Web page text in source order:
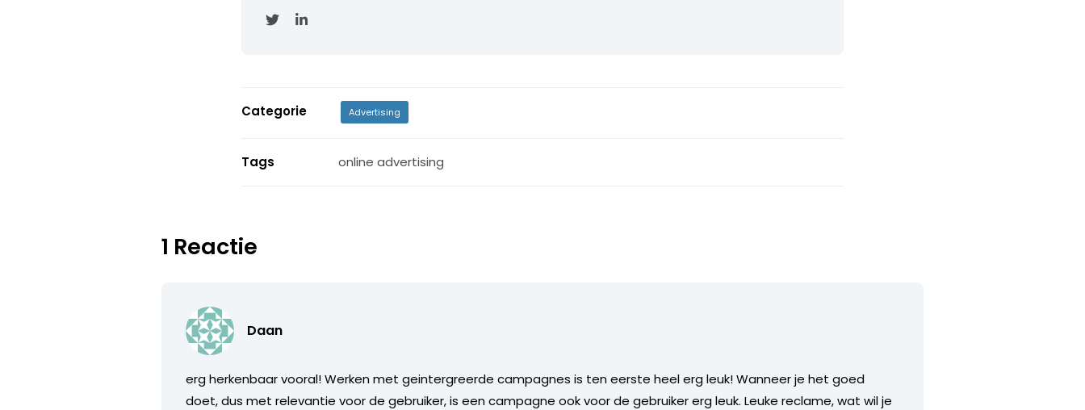
Categorie Advertising
Tags online advertising
1 Reactie
Daan
erg herkenbaar vooral! Werken met geintergreerde campagnes is ten eerste heel erg leuk! Wanneer je het goed
doet, dus met relevantie voor de gebruiker, is een campagne ook voor de gebruiker erg leuk. Leuke reclame, wat wil je